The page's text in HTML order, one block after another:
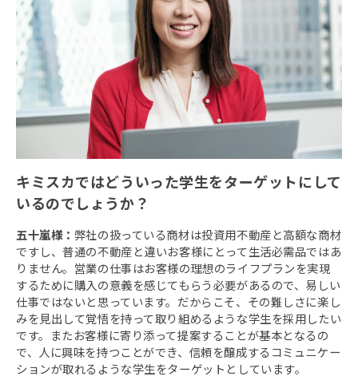
キミスカではどういった学生をターゲットにして
いるのでしょうか？
五十嵐様： 弊社の扱っている商材は投資用不動産と高額な商材
ですし、普通の不動産と違いお客様にとって生活必需品ではあ
りません。営業の仕事はお客様の理想のライフプランを実現
するために購入の意義を感じてもらう必要があるので、易しい
仕事ではないと思っています。だからこそ、その難しさに楽し
みを見出して覚悟を持って取り組めるような学生を採用したい
です。またお客様に寄り添って提案することが基本となるの
で、人に興味を持つことができ、信頼を醸成するコミュニケー
ションが取れるような学生をターゲットとしています。